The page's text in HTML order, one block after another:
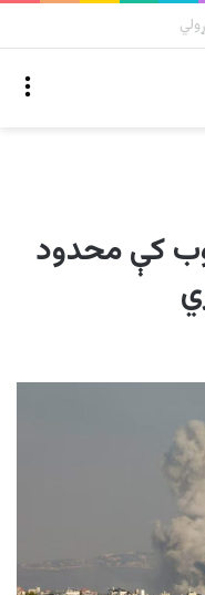
کې محدود